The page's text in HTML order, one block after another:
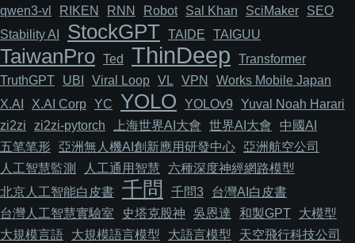
qwen3-vl
RIKEN RNN Robot Sal Khan SciMaker
SEO
Stability AI
StockGPT TAIDE TAIGUU
TaiwanPro Ted ThinDeep
Transformer
TruthGPT
UBI Viral Loop VL VPN
Works Mobile Japan
X.AI
X.AI Corp YC YOLO YOLOv9
Yuval Noah Harari
zi2zi
zi2zi-pytorch 上海世界AI大會 世界AI大會
中國AI
五笔笔形
亞洲無人機AI創新應用研發中心 亞洲航空公司
人工智慧監測
人工通用智慧
六種深度神經網路模型
北京人工智能白皮書 千問 千問3
台灣AI白皮書
台灣人工智慧實驗室
史塔克股神 吳恩達 和製GPT
大模型
大規模言語
大規模語言模型 大語言模型
天空飛行科技公司